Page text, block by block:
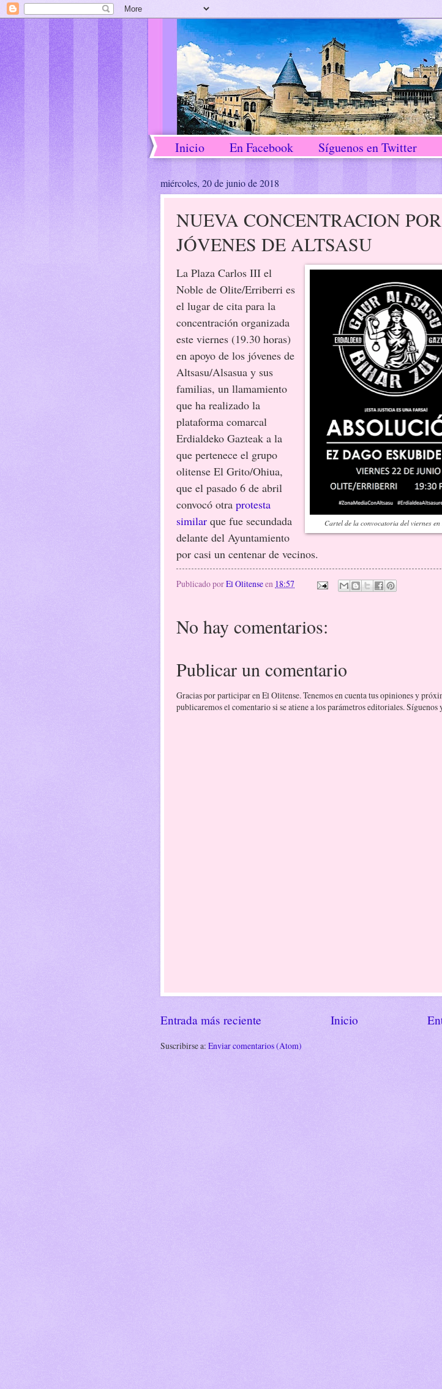
Inicio En Facebook Síguenos en Twitter
miércoles, 20 de junio de 2018
NUEVA CONCENTRACION
JÓVENES DE ALTSASU
Cartel de la convocatoria del viernes
La Plaza Carlos III el
Noble de Olite/Erriberri es
el lugar de cita para la
concentración organizada
este viernes (19.30 horas)
en apoyo de los jóvenes de
Altsasu/Alsasua y sus
familias, un llamamiento
que ha realizado la
plataforma comarcal
Erdialdeko Gazteak a la
que pertenece el grupo
olitense El Grito/Ohiua,
que el pasado 6 de abril
convocó otra protesta
similar que fue secundada
delante del Ayuntamiento
por casi un centenar de vecinos.
Publicado porEl Olitenseen 18:57
No hay comentarios:
Publicar un comentario
Gracias por participar en El Olitense. Tenemos en cuenta tus opiniones y
publicaremos el comentario si se atiene a los parámetros editoriales. Síguenos
Entrada más reciente Inicio
Suscribirse a: Enviar comentarios (Atom)